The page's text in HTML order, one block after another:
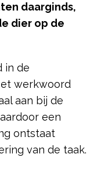
daarginds,
dier op de
in de
werkwoord
aan bij de
een
ontstaat
van de taak.